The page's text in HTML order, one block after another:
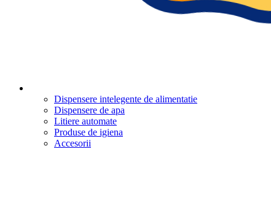
Dispensere intelegente de alimentatie
Dispensere de apa
Litiere automate
Produse de igiena
Accesorii